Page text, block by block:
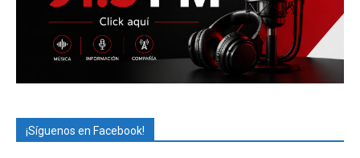
¡Síguenos en Facebook!